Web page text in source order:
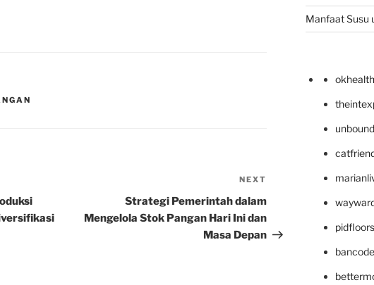
Post
NEXT
Strategi Pemerintah dalam
Mengelola Stok Pangan Hari Ini dan
Masa Depan
Manfaat Susu